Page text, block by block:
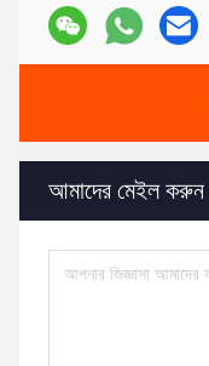
আমাদের মেইল করুন